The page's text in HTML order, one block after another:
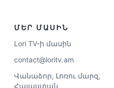
ՄԵՐ ՄԱՍԻՆ
Lori TV-ի մասին
contact@loritv.am
Վանաձոր, Լոռու մարզ,
Հայաստան